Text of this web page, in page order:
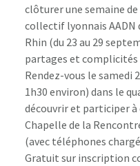
clôturer une semaine
collectif lyonnais AADN
Rhin (du 23 au 29
partages et complicités
Rendez-vous le samedi
1h30 environ) dans le
découvrir et participer à
Chapelle de la
(avec téléphones
Gratuit sur inscription